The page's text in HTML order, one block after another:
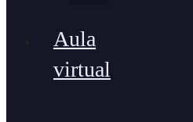
Aula
virtual